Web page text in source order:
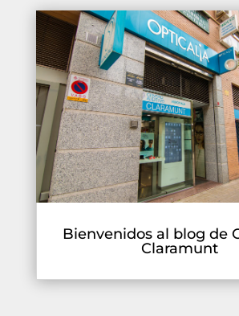
Bienvenidos al blog de
Claramunt